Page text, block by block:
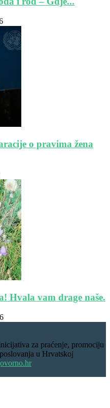
o pravima žena
Hvala vam drage naše.
za praćenje, promociju
u Hrvatskoj